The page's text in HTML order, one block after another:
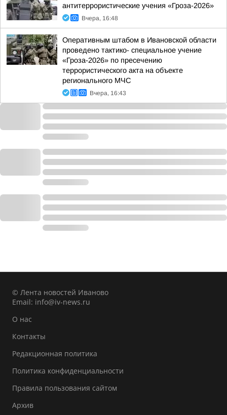
антитеррористические учения «Гроза-2026»
Вчера, 16:48
Оперативным штабом в Ивановской области
проведено тактико- специальное учение
«Гроза-2026» по пресечению
террористического акта на объекте
регионального МЧС
Вчера, 16:43
© Лента новостей Иваново
Email: info@iv-news.ru
О нас
Контакты
Редакционная политика
Политика конфиденциальности
Правила пользования сайтом
Архив